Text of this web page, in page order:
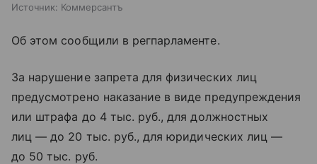
Источник: Коммерсантъ
Об этом сообщили в регпарламенте.
За нарушение запрета для физических лиц
предусмотрено наказание в виде предупреждения
или штрафа до 4 тыс. руб., для должностных
лиц — до 20 тыс. руб., для юридических лиц —
до 50 тыс. руб.